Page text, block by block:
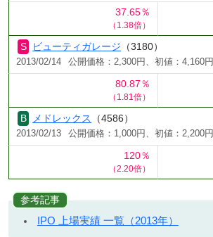
37.65％
（1.38倍）
ビューティガレージ （3180）
2013/02/14 公開価格：2,300円、初値：4,160円
80.87％
（1.81倍）
メドレックス （4586）
2013/02/13 公開価格：1,000円、初値：2,200円
120％
（2.20倍）
参考記事
IPO 上場実績 一覧（2013年）